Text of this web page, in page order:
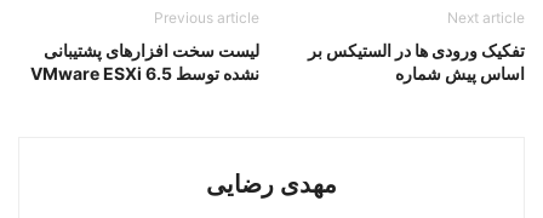
Previous article
لیست سخت افزارهای پشتیبانی
نشده توسط VMware ESXi 6.5
Next article
تفکیک ورودی ها در الستیکس بر
اساس پیش شماره
مهدی رضایی